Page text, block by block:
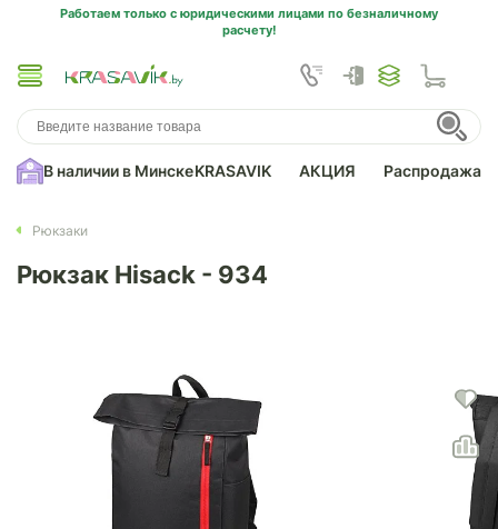
Работаем только с юридическими лицами по безналичному
расчету!
В наличии в МинскеKRASAVIK АКЦИЯ Распродажа
Рюкзаки
Рюкзак Hisack - 934